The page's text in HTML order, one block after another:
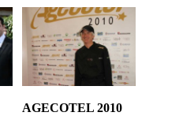
AGECOTEL 2010